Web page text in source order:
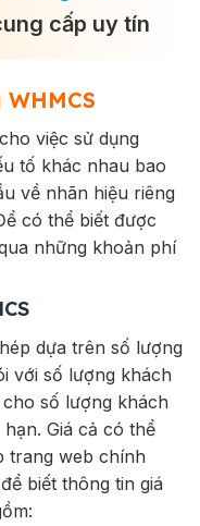
cấp uy tín
việc sử dụng
tố khác nhau bao
về nhãn hiệu riêng
có thể biết được
những khoản phí
dựa trên số lượng
với số lượng khách
số lượng khách
Giá cả có thể
trang web chính
biết thông tin giá